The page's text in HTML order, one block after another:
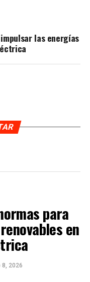
las energías
para
en
8, 2026